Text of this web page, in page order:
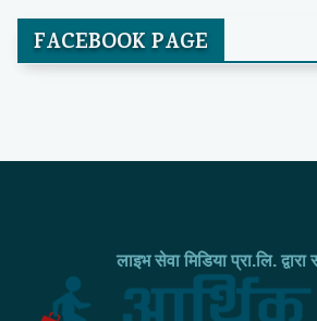
FACEBOOK PAGE
लाइभ सेवा मिडिया प्रा.लि.